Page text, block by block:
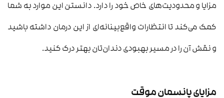
مزایا و محدودیت‌های خاص خود را دارد. دانستن این موارد به شما
کمک می‌کند تا انتظارات واقع‌بینانه‌ای از این درمان داشته باشید
و نقش آن را در مسیر بهبودی دندان‌تان بهتر درک کنید.
مزایای پانسمان موقت